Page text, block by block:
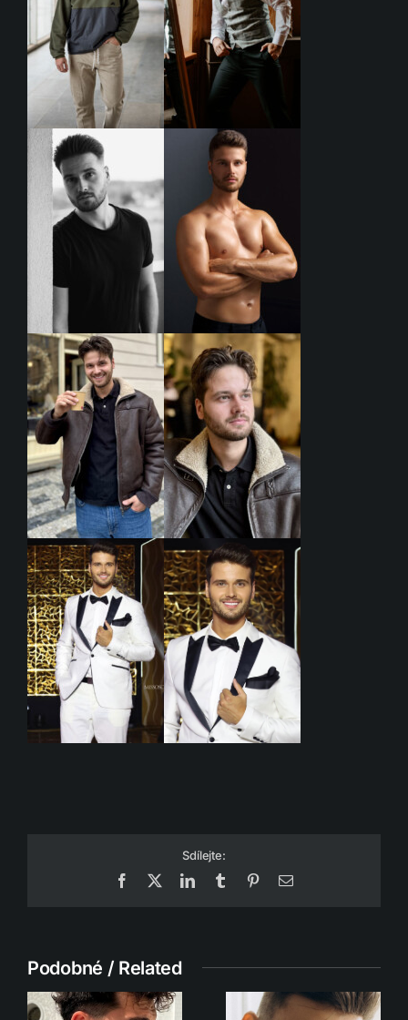
Sdílejte:
Facebook
LinkedInTumblr PinterestEmail
Podobné / Related